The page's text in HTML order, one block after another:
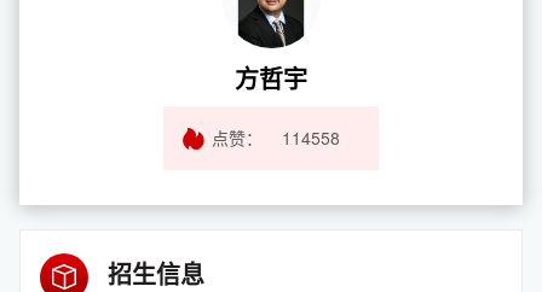
方哲宇
点赞： 114558
招生信息